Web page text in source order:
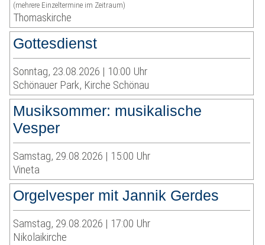
(mehrere Einzeltermine im Zeitraum)
Thomaskirche
Gottesdienst
Sonntag, 23.08.2026 | 10:00 Uhr
Schönauer Park, Kirche Schönau
Musiksommer: musikalische
Vesper
Samstag, 29.08.2026 | 15:00 Uhr
Vineta
Orgelvesper mit Jannik Gerdes
Samstag, 29.08.2026 | 17:00 Uhr
Nikolaikirche